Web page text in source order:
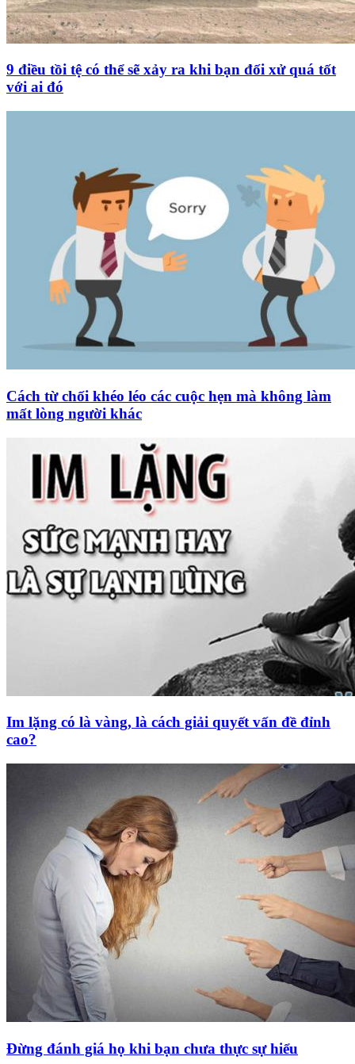
9 điều tồi tệ có thể sẽ xảy ra khi bạn đối xử quá tốt
với ai đó
Cách từ chối khéo léo các cuộc hẹn mà không làm
mất lòng người khác
Im lặng có là vàng, là cách giải quyết vấn đề đỉnh
cao?
Đừng đánh giá họ khi bạn chưa thực sự hiểu